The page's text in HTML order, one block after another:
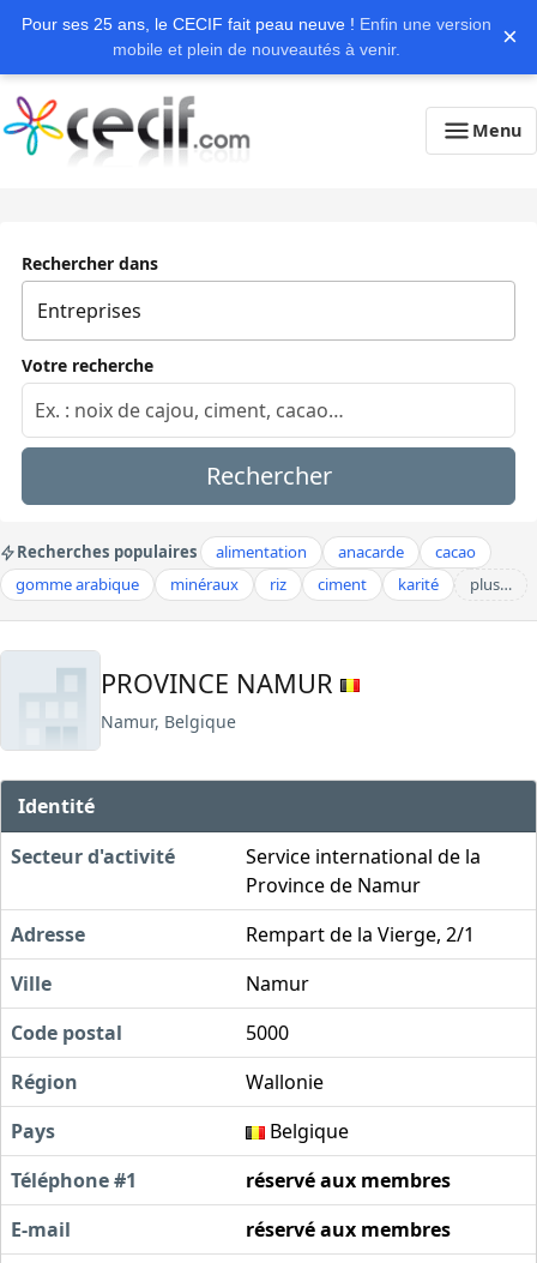
Pour ses 25 ans, le CECIF fait peau neuve ! Enfin une version
mobile et plein de nouveautés à venir.
×
Menu
Rechercher dans
Votre recherche
Rechercher
Recherches populaires alimentation anacarde
cacao
gomme arabique
minéraux riz ciment karité plus…
PROVINCE NAMUR
Namur, Belgique
Identité
Secteur d'activité
Service international de la
Province de Namur
Adresse
Rempart de la Vierge, 2/1
Ville
Namur
Code postal
5000
Région
Wallonie
Pays
Belgique
Téléphone #1
réservé aux membres
E-mail
réservé aux membres